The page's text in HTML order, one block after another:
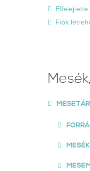
Fiók
MESETÁR
MESÉK